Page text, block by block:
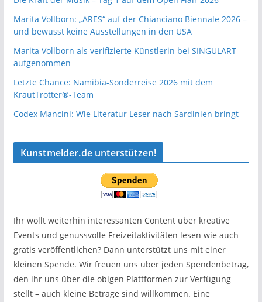
Marita Vollborn: „ARES“ auf der Chianciano Biennale 2026 –
und bewusst keine Ausstellungen in den USA
Marita Vollborn als verifizierte Künstlerin bei SINGULART
aufgenommen
Letzte Chance: Namibia-Sonderreise 2026 mit dem
KrautTrotter®-Team
Codex Mancini: Wie Literatur Leser nach Sardinien bringt
Kunstmelder.de unterstützen!
Ihr wollt weiterhin interessanten Content über kreative
Events und genussvolle Freizeitaktivitäten lesen wie auch
gratis veröffentlichen? Dann unterstützt uns mit einer
kleinen Spende. Wir freuen uns über jeden Spendenbetrag,
den ihr uns über die obigen Plattformen zur Verfügung
stellt – auch kleine Beträge sind willkommen. Eine